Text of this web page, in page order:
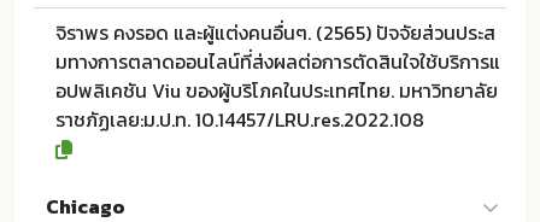
จิราพร คงรอด และผู้แต่งคนอื่นๆ. (2565) ปัจจัยส่วนประส
มทางการตลาดออนไลน์ที่ส่งผลต่อการตัดสินใจใช้บริการแ
อปพลิเคชัน Viu ของผู้บริโภคในประเทศไทย. มหาวิทยาลัย
ราชภัฏเลย:ม.ป.ท. 10.14457/LRU.res.2022.108
Chicago